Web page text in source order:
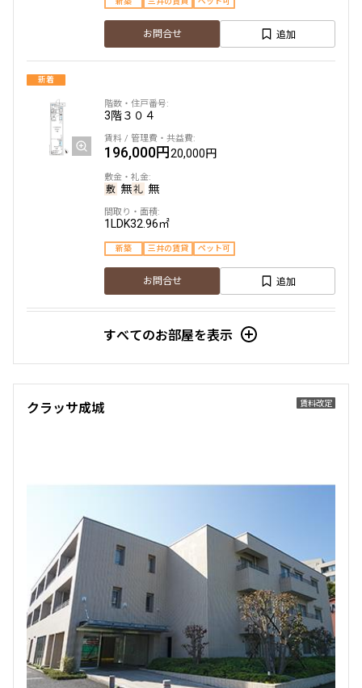
お問合せ 追加
新着
3階３０４
196,000円20,000円
無 無
1LDK32.96㎡
新築 三井の賃貸 ペット可
お問合せ 追加
200,000円
新築 三井の賃貸 ペット可 フリーレント
4階４０３
200,000円 20,000円
無 無
すべてのお部屋を表示
賃料改定
クラッサ成城